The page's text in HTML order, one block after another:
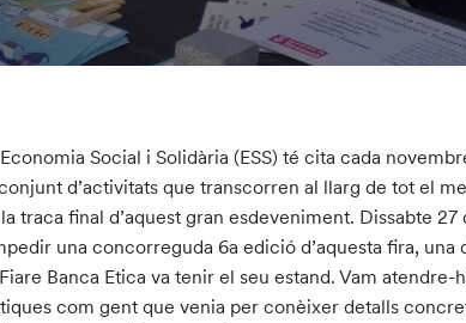
Social i Solidària (ESS) té cita cada
d’activitats que transcorren al llarg de tot el
traca final d’aquest gran esdeveniment. Dissabte
una concorreguda 6a edició d’aquesta fira, una
Banca Etica va tenir el seu estand. Vam
com gent que venia per conèixer detalls